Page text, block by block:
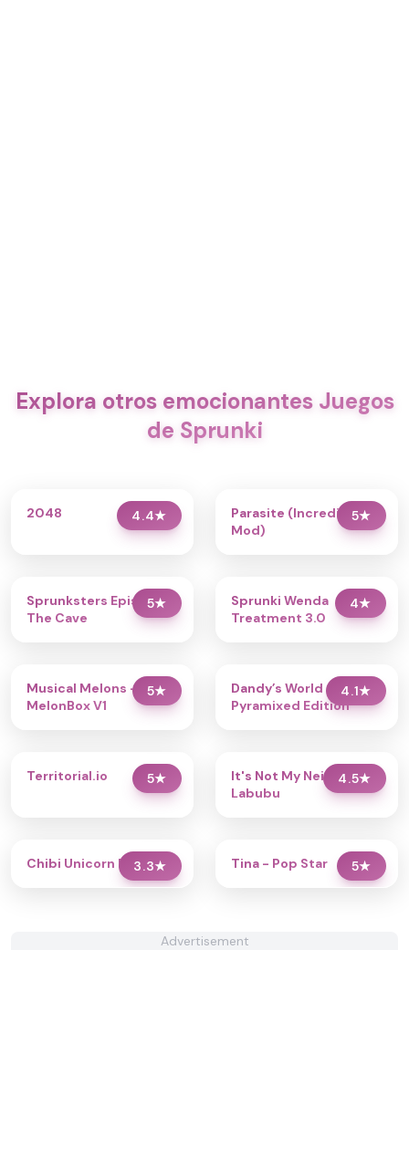
Explora otros emocionantes Juegos
de Sprunki
4.4★
2048 5★
Parasite (Incredibox
Mod)
5★
Sprunksters Episode 2:
The Cave
4★
Sprunki Wenda
Treatment 3.0
5★
Musical Melons –
MelonBox V1
4.1★
Dandy’s World
Pyramixed Edition
5★
Territorial.io 4.5★
It's Not My Neighbor:
Labubu
3.3★
Chibi Unicorn Dress Up 5★
Tina - Pop Star
Advertisement